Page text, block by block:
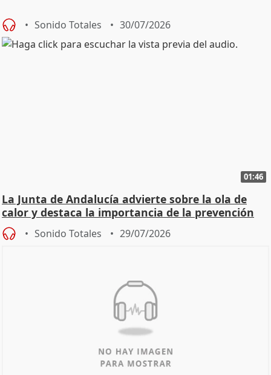
Sonido Totales 30/07/2026
01:46
La Junta de Andalucía advierte sobre la ola de
calor y destaca la importancia de la prevención
Sonido Totales 29/07/2026